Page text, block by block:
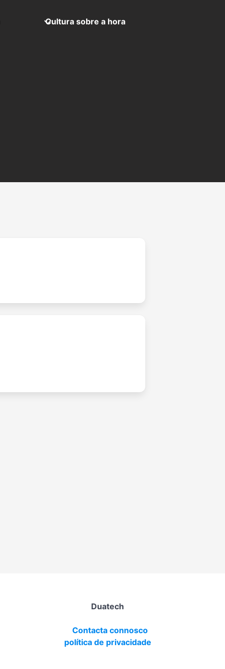
Cultura sobre a hora
Duatech
Contacta connosco
política de privacidade